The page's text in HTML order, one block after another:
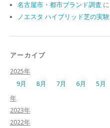
名古屋市・都市ブランド調査 に
ノエスタ ハイブリッド芝の実験
アーカイブ
2025年
9月
8月 7月 6月 5月
年
2023年
2022年